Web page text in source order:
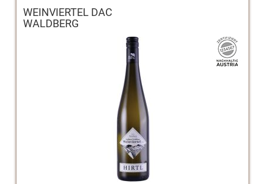
WEINVIERTEL DAC
WALDBERG